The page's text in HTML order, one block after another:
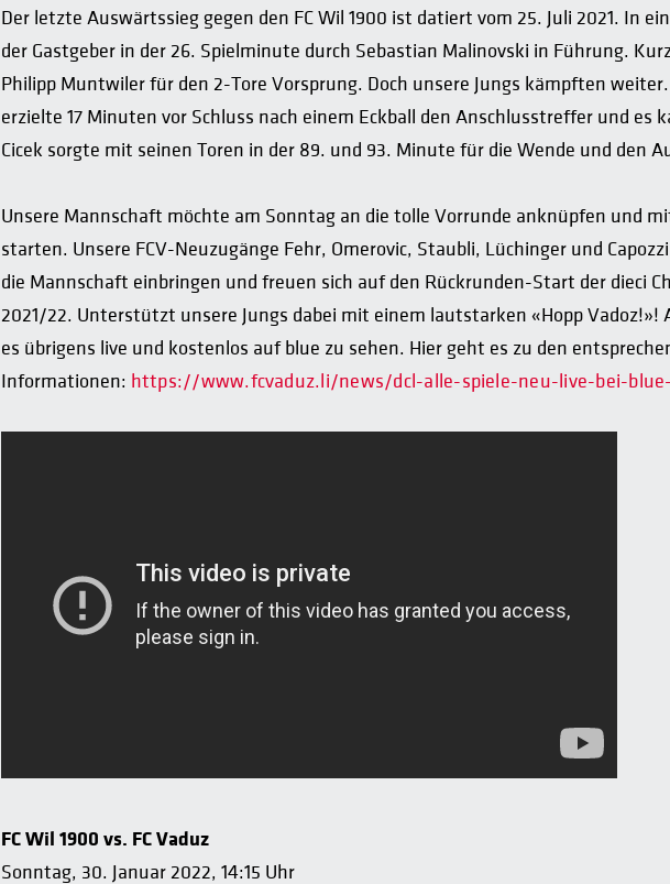
Der letzte Auswärtssieg gegen den FC Wil 1900 ist datiert vom 25. Juli 2021. In
der Gastgeber in der 26. Spielminute durch Sebastian Malinovski in Führung.
Philipp Muntwiler für den 2-Tore Vorsprung. Doch unsere Jungs kämpften weiter.
erzielte 17 Minuten vor Schluss nach einem Eckball den Anschlusstreffer und es
Cicek sorgte mit seinen Toren in der 89. und 93. Minute für die Wende und den
Unsere Mannschaft möchte am Sonntag an die tolle Vorrunde anknüpfen und
starten. Unsere FCV-Neuzugänge Fehr, Omerovic, Staubli, Lüchinger und
die Mannschaft einbringen und freuen sich auf den Rückrunden-Start der dieci
2021/22. Unterstützt unsere Jungs dabei mit einem lautstarken «Hopp Vadoz!»!
es übrigens live und kostenlos auf blue zu sehen. Hier geht es zu den
Informationen: https://www.fcvaduz.li/news/dcl-alle-spiele-neu-live-bei-
FC Wil 1900 vs. FC Vaduz
Sonntag, 30. Januar 2022, 14:15 Uhr